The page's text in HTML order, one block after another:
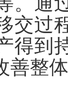
交过
得到
善整